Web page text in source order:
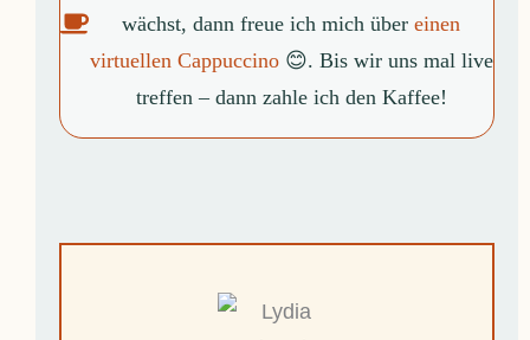
wächst, dann freue ich mich über einen
virtuellen Cappuccino😊. Bis wir uns mal live
treffen – dann zahle ich den Kaffee!